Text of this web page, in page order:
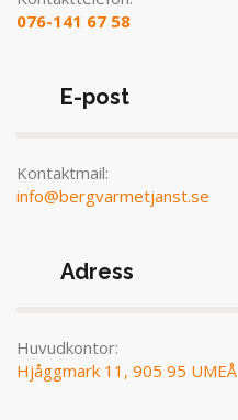
076-141 67 58
E-post
Kontaktmail:
info@bergvarmetjanst.se
Adress
Huvudkontor:
Hjåggmark 11, 905 95 UMEÅ